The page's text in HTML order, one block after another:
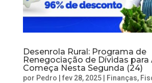
Desenrola Rural: Programa de
Renegociação de Dívidas
Começa Nesta Segunda (24)
por Pedro fev 28, 2025| Finanças,